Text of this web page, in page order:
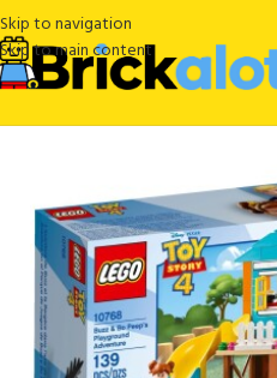
Skip to navigation
Skip to main content